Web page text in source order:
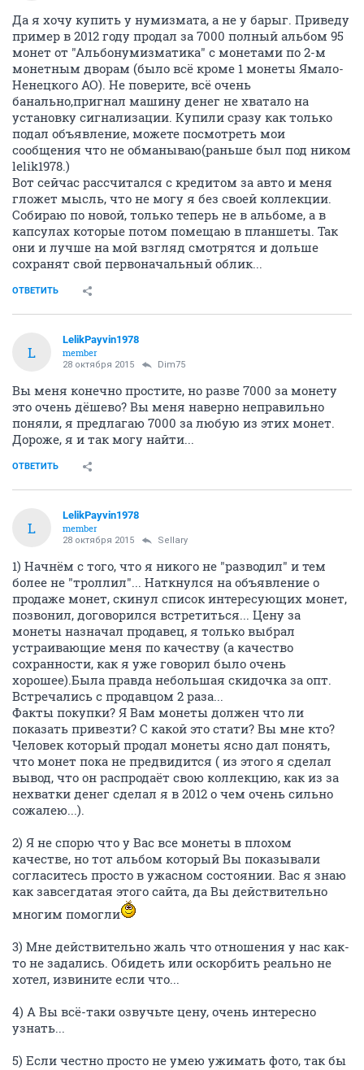
Да я хочу купить у нумизмата, а не у барыг. Приведу
пример в 2012 году продал за 7000 полный альбом 95
монет от "Альбонумизматика" с монетами по 2-м
монетным дворам (было всё кроме 1 монеты Ямало-
Ненецкого АО). Не поверите, всё очень
банально,пригнал машину денег не хватало на
установку сигнализации. Купили сразу как только
подал объявление, можете посмотреть мои
сообщения что не обманываю(раньше был под ником
lelik1978.)
Вот сейчас рассчитался с кредитом за авто и меня
гложет мысль, что не могу я без своей коллекции.
Собираю по новой, только теперь не в альбоме, а в
капсулах которые потом помещаю в планшеты. Так
они и лучше на мой взгляд смотрятся и дольше
сохранят свой первоначальный облик...
ОТВЕТИТЬ
L
LelikPayvin1978
member
28 октября 2015 Dim75
Вы меня конечно простите, но разве 7000 за монету
это очень дёшево? Вы меня наверно неправильно
поняли, я предлагаю 7000 за любую из этих монет.
Дороже, я и так могу найти...
ОТВЕТИТЬ
L
LelikPayvin1978
member
28 октября 2015 Sellary
1) Начнём с того, что я никого не "разводил" и тем
более не "троллил"... Наткнулся на объявление о
продаже монет, скинул список интересующих монет,
позвонил, договорился встретиться... Цену за
монеты назначал продавец, я только выбрал
устраивающие меня по качеству (а качество
сохранности, как я уже говорил было очень
хорошее).Была правда небольшая скидочка за опт.
Встречались с продавцом 2 раза...
Факты покупки? Я Вам монеты должен что ли
показать привезти? С какой это стати? Вы мне кто?
Человек который продал монеты ясно дал понять,
что монет пока не предвидится ( из этого я сделал
вывод, что он распродаёт свою коллекцию, как из за
нехватки денег сделал я в 2012 о чем очень сильно
сожалею...).
2) Я не спорю что у Вас все монеты в плохом
качестве, но тот альбом который Вы показывали
согласитесь просто в ужасном состоянии. Вас я знаю
как завсегдатая этого сайта, да Вы действительно
многим помогли
3) Мне действительно жаль что отношения у нас как-
то не задались. Обидеть или оскорбить реально не
хотел, извините если что...
4) А Вы всё-таки озвучьте цену, очень интересно
узнать...
5) Если честно просто не умею ужимать фото, так бы